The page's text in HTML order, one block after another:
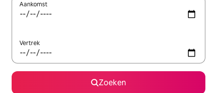
Aankomst
Vertrek
Zoeken